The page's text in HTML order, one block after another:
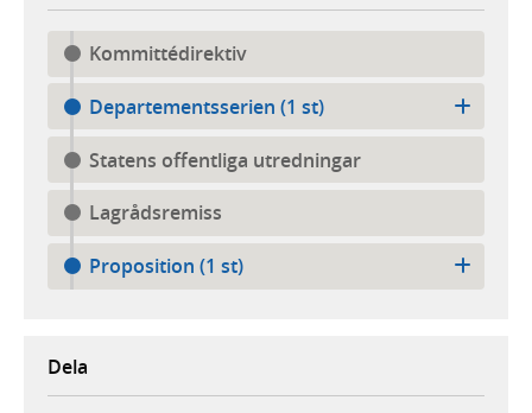
Kommittédirektiv
Departementsserien (1 st)
Statens offentliga utredningar
Lagrådsremiss
Proposition (1 st)
Dela